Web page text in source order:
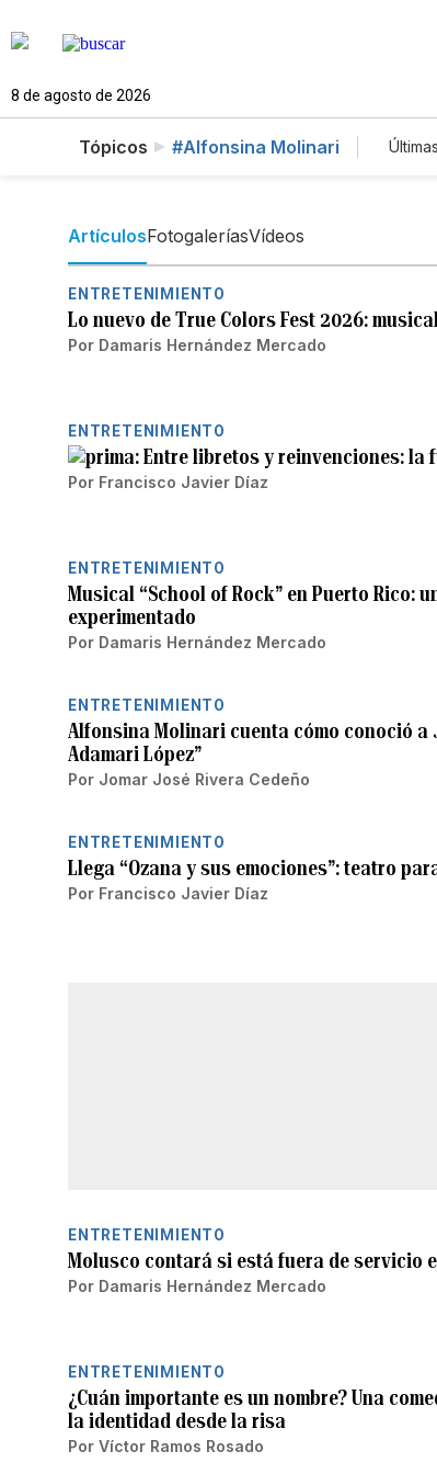
8 de agosto de 2026
Tópicos #Alfonsina Molinari
ArtículosFotogaleríasVídeos
ENTRETENIMIENTO
Lo nuevo de True Colors Fest 2026:
Por Damaris Hernández Mercado
ENTRETENIMIENTO
Entre libretos y reinvenciones: la
Por Francisco Javier Díaz
ENTRETENIMIENTO
Musical “School of Rock” en Puerto Rico:
experimentado
Por Damaris Hernández Mercado
ENTRETENIMIENTO
Alfonsina Molinari cuenta cómo conoció a
Adamari López”
Por Jomar José Rivera Cedeño
ENTRETENIMIENTO
Llega “Ozana y sus emociones”: teatro
Por Francisco Javier Díaz
ENTRETENIMIENTO
Molusco contará si está fuera de servicio
Por Damaris Hernández Mercado
ENTRETENIMIENTO
¿Cuán importante es un nombre? Una
la identidad desde la risa
Por Víctor Ramos Rosado